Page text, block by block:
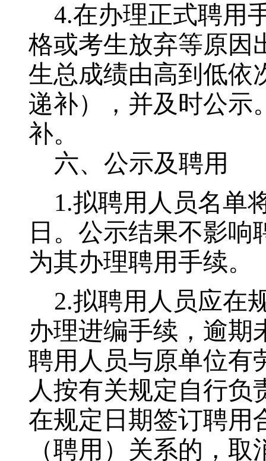
4.在办理正式聘用
格或考生放弃等原因
生总成绩由高到低依
递补），并及时公示
补。
六、公示及聘用
1.拟聘用人员名单
日。公示结果不影
为其办理聘用手续。
2.拟聘用人员应在
办理进编手续，逾期
聘用人员与原单位有
人按有关规定自行
在规定日期签订聘用
（聘用）关系的，